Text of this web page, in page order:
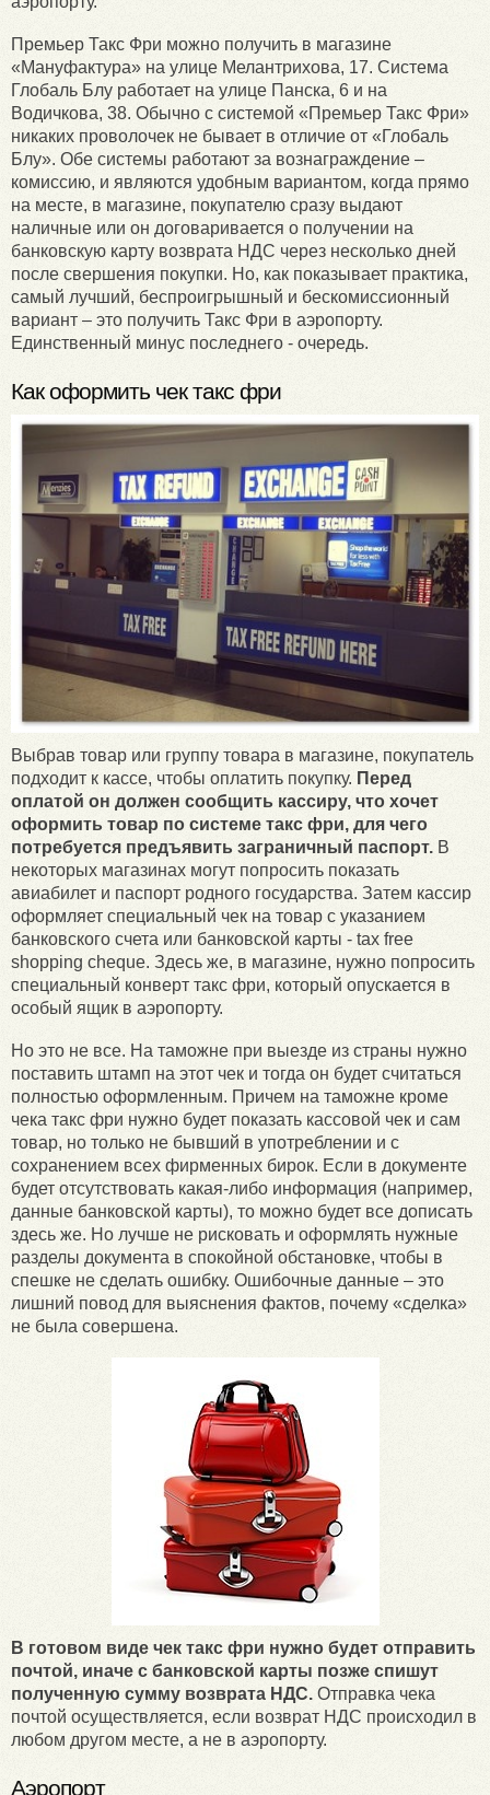
Премьер Такс Фри можно получить в магазине
«Мануфактура» на улице Мелантрихова, 17. Система
Глобаль Блу работает на улице Панска, 6 и на
Водичкова, 38. Обычно с системой «Премьер Такс Фри»
никаких проволочек не бывает в отличие от «Глобаль
Блу». Обе системы работают за вознаграждение –
комиссию, и являются удобным вариантом, когда прямо
на месте, в магазине, покупателю сразу выдают
наличные или он договаривается о получении на
банковскую карту возврата НДС через несколько дней
после свершения покупки. Но, как показывает практика,
самый лучший, беспроигрышный и бескомиссионный
вариант – это получить Такс Фри в аэропорту.
Единственный минус последнего - очередь.
Как оформить чек такс фри
Выбрав товар или группу товара в магазине, покупатель
подходит к кассе, чтобы оплатить покупку. Перед
оплатой он должен сообщить кассиру, что хочет
оформить товар по системе такс фри, для чего
потребуется предъявить заграничный паспорт. В
некоторых магазинах могут попросить показать
авиабилет и паспорт родного государства. Затем кассир
оформляет специальный чек на товар с указанием
банковского счета или банковской карты - tax free
shopping cheque. Здесь же, в магазине, нужно попросить
специальный конверт такс фри, который опускается в
особый ящик в аэропорту.
Но это не все. На таможне при выезде из страны нужно
поставить штамп на этот чек и тогда он будет считаться
полностью оформленным. Причем на таможне кроме
чека такс фри нужно будет показать кассовой чек и сам
товар, но только не бывший в употреблении и с
сохранением всех фирменных бирок. Если в документе
будет отсутствовать какая-либо информация (например,
данные банковской карты), то можно будет все дописать
здесь же. Но лучше не рисковать и оформлять нужные
разделы документа в спокойной обстановке, чтобы в
спешке не сделать ошибку. Ошибочные данные – это
лишний повод для выяснения фактов, почему «сделка»
не была совершена.
В готовом виде чек такс фри нужно будет отправить
почтой, иначе с банковской карты позже спишут
полученную сумму возврата НДС. Отправка чека
почтой осуществляется, если возврат НДС происходил в
любом другом месте, а не в аэропорту.
Аэропорт